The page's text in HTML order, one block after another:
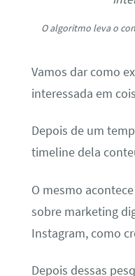
O algoritmo leva o
Vamos dar como
interessada em
Depois de um
timeline dela
O mesmo
sobre marketing
Instagram, como
Depois dessas